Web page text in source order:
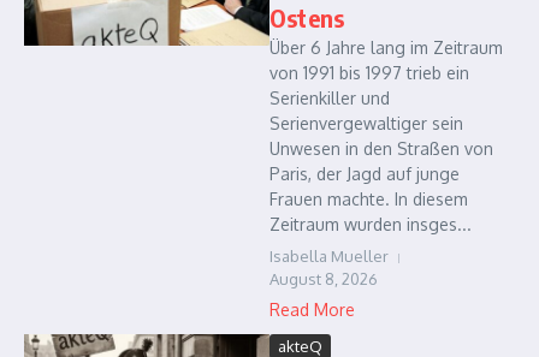
Ostens
Über 6 Jahre lang im Zeitraum
von 1991 bis 1997 trieb ein
Serienkiller und
Serienvergewaltiger sein
Unwesen in den Straßen von
Paris, der Jagd auf junge
Frauen machte. In diesem
Zeitraum wurden insges...
Isabella Mueller
August 8, 2026
Read More
akteQ